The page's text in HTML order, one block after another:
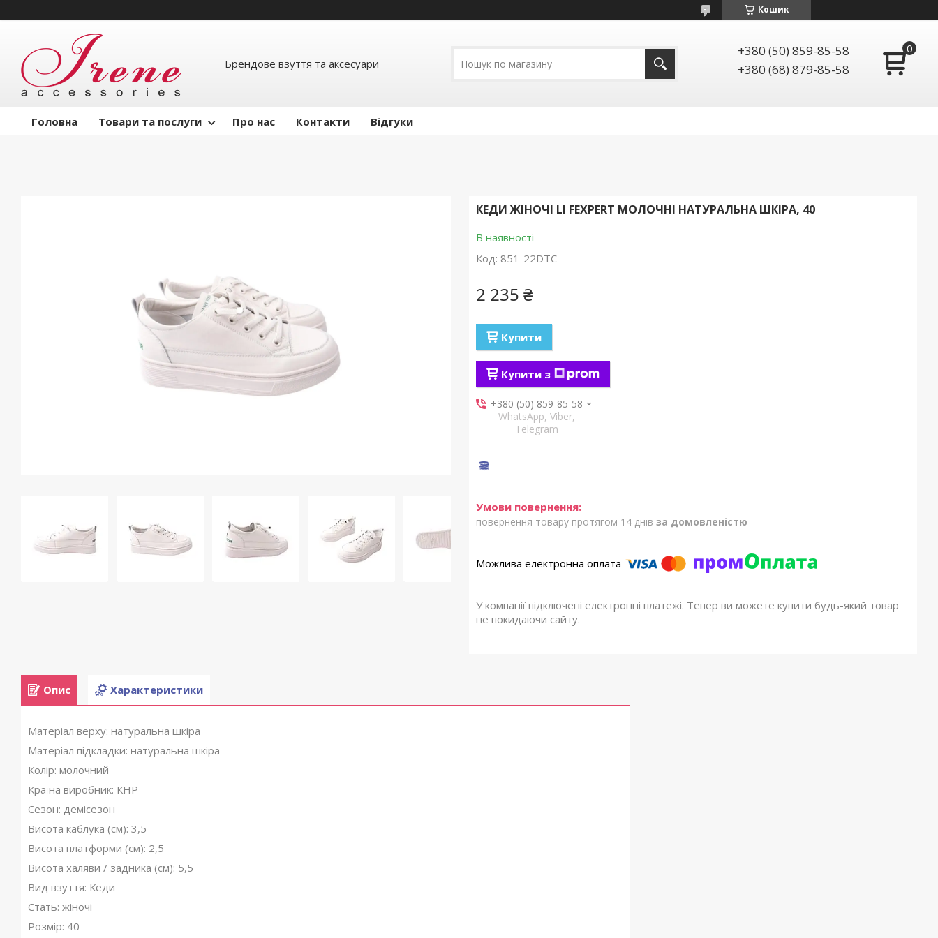
Кошик
Брендове взуття та аксесуари
+380 (50) 859-85-58
+380 (68) 879-85-58
Головна Товари та послуги Про нас Контакти Відгуки
КЕДИ ЖІНОЧІ LI FEXPERT МОЛОЧНІ НАТУРАЛЬНА ШКІРА, 40
В наявності
Код: 851-22DTC
2 235 ₴
Купити
Купити з
+380 (50) 859-85-58
WhatsApp, Viber,
Telegram
повернення товару протягом 14 днів за домовленістю
У компанії підключені електронні платежі. Тепер ви можете купити будь-який товар
не покидаючи сайту.
Опис Характеристики
Матеріал верху: натуральна шкіра
Матеріал підкладки: натуральна шкіра
Колір: молочний
Країна виробник: КНР
Сезон: демісезон
Висота каблука (см): 3,5
Висота платформи (см): 2,5
Висота халяви / задника (см): 5,5
Вид взуття: Кеди
Стать: жіночі
Розмір: 40